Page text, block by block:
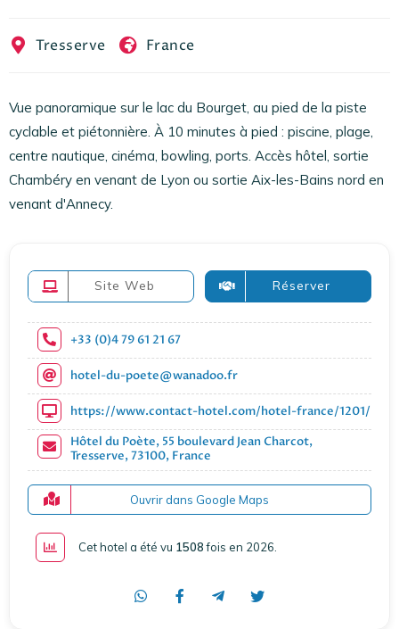
FR
Tresserve France
Vue panoramique sur le lac du Bourget, au pied de la piste
cyclable et piétonnière. À 10 minutes à pied : piscine, plage,
centre nautique, cinéma, bowling, ports. Accès hôtel, sortie
Chambéry en venant de Lyon ou sortie Aix-les-Bains nord en
venant d'Annecy.
Site Web Réserver
+33 (0)4 79 61 21 67
hotel-du-poete@wanadoo.fr
https://www.contact-hotel.com/hotel-france/1201/
Hôtel du Poète, 55 boulevard Jean Charcot,
Tresserve, 73100, France
Ouvrir dans Google Maps
Cet hotel a été vu 1508fois en 2026